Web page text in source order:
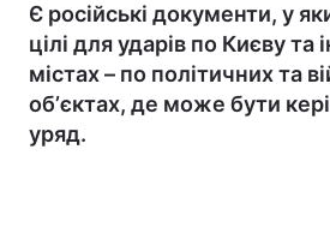
Є російські документи, у
цілі для ударів по Києву
містах – по політичних та
обʼєктах, де може бути
уряд.